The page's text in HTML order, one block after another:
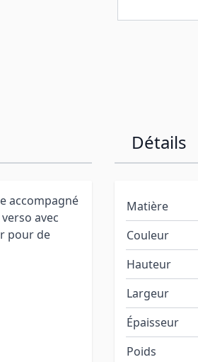
accompagné
avec
pour de
Détails
Matière
Couleur
Hauteur
Largeur
Épaisseur
Poids